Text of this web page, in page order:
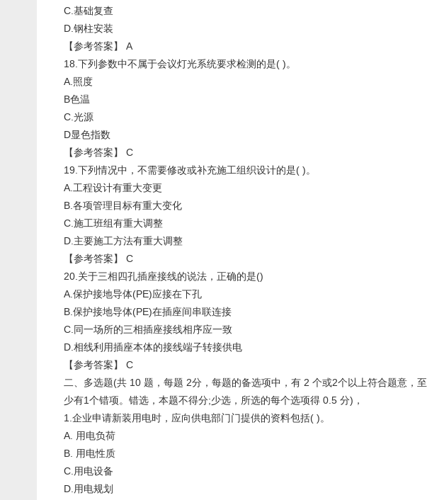
C.基础复查
D.钢柱安装
【参考答案】 A
18.下列参数中不属于会议灯光系统要求检测的是( )。
A.照度
B色温
C.光源
D显色指数
【参考答案】 C
19.下列情况中，不需要修改或补充施工组织设计的是( )。
A.工程设计有重大变更
B.各项管理目标有重大变化
C.施工班组有重大调整
D.主要施工方法有重大调整
【参考答案】 C
20.关于三相四孔插座接线的说法，正确的是()
A.保护接地导体(PE)应接在下孔
B.保护接地导体(PE)在插座间串联连接
C.同一场所的三相插座接线相序应一致
D.相线利用插座本体的接线端子转接供电
【参考答案】 C
二、多选题(共 10 题，每题 2分，每题的备选项中，有 2 个或2个以上符合题意，至
少有1个错项。错选，本题不得分;少选，所选的每个选项得 0.5 分)，
1.企业申请新装用电时，应向供电部门门提供的资料包括( )。
A. 用电负荷
B. 用电性质
C.用电设备
D.用电规划